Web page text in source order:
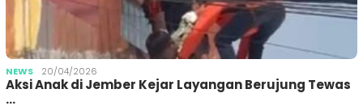
NEWS 20/04/2026
Aksi Anak di Jember Kejar Layangan Berujung Tewas
…